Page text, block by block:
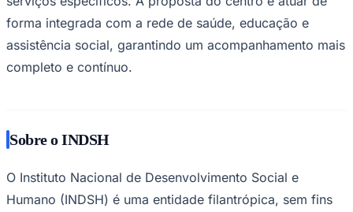
forma integrada com a rede de saúde, educação e
assistência social, garantindo um acompanhamento mais
completo e contínuo.
Sobre o INDSH
O Instituto Nacional de Desenvolvimento Social e
Humano (INDSH) é uma entidade filantrópica, sem fins